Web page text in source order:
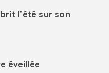
l'été sur son
éveillée